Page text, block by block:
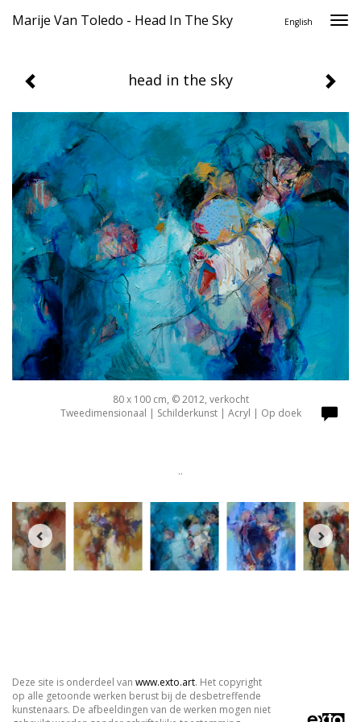
Marije Van Toledo - Head In The Sky English
head in the sky
80 x 100 cm, © 2012, verkocht
Tweedimensionaal | Schilderkunst | Acryl | Op doek
..
Deze site is onderdeel van www.exto.art. Het copyright
op alle getoonde werken berust bij de desbetreffende
kunstenaars. De afbeeldingen van de werken mogen niet